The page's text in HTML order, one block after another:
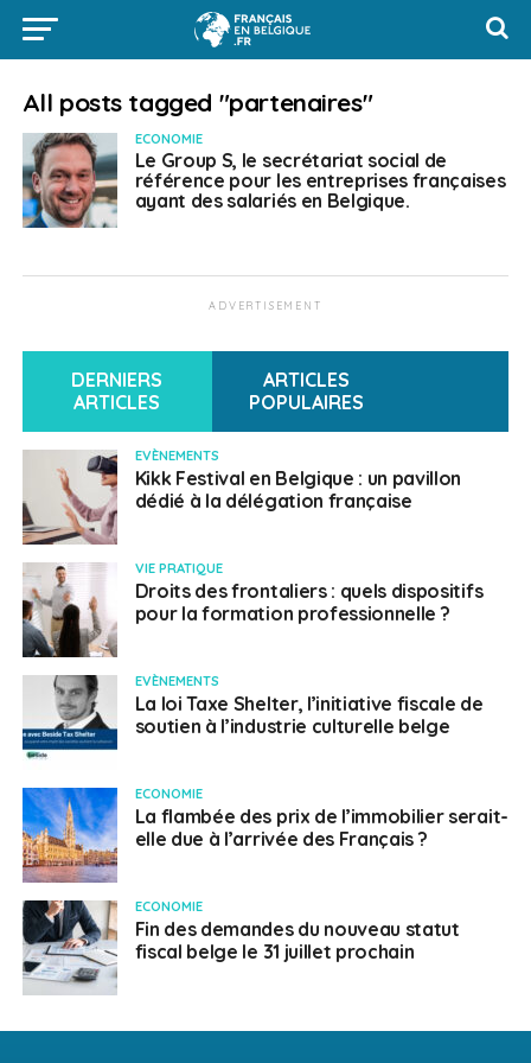
All posts tagged "partenaires"
ECONOMIE
Le Group S, le secrétariat social de
référence pour les entreprises françaises
ayant des salariés en Belgique.
ADVERTISEMENT
DERNIERS
ARTICLES
ARTICLES
POPULAIRES
EVÈNEMENTS
Kikk Festival en Belgique : un pavillon
dédié à la délégation française
VIE PRATIQUE
Droits des frontaliers : quels dispositifs
pour la formation professionnelle ?
EVÈNEMENTS
La loi Taxe Shelter, l’initiative fiscale de
soutien à l’industrie culturelle belge
ECONOMIE
La flambée des prix de l’immobilier serait-
elle due à l’arrivée des Français ?
ECONOMIE
Fin des demandes du nouveau statut
fiscal belge le 31 juillet prochain